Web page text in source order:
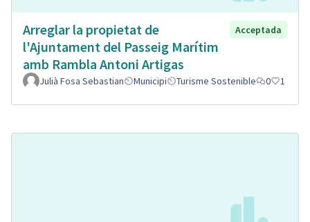
Arreglar la propietat de
l'Ajuntament del Passeig Marítim
amb Rambla Antoni Artigas
Acceptada
Julià Fosa Sebastian Municipi Turisme Sostenible 0 1